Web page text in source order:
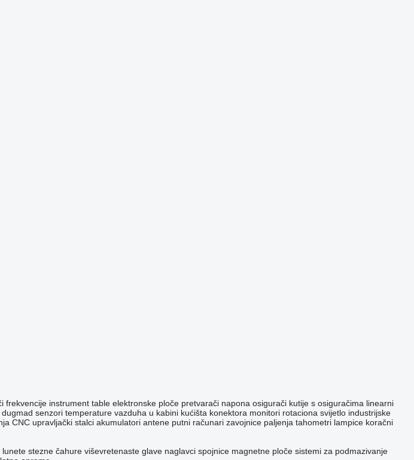
frekvencije instrument table elektronske ploče pretvarači napona osigurači kutije s osiguračima linearni
senzori temperature vazduha u kabini kućišta konektora monitori rotaciona svijetlo industrijske
CNC upravljački stalci akumulatori antene putni računari zavojnice paljenja tahometri lampice koračni
lunete stezne čahure viševretenaste glave naglavci spojnice magnetne ploče sistemi za podmazivanje